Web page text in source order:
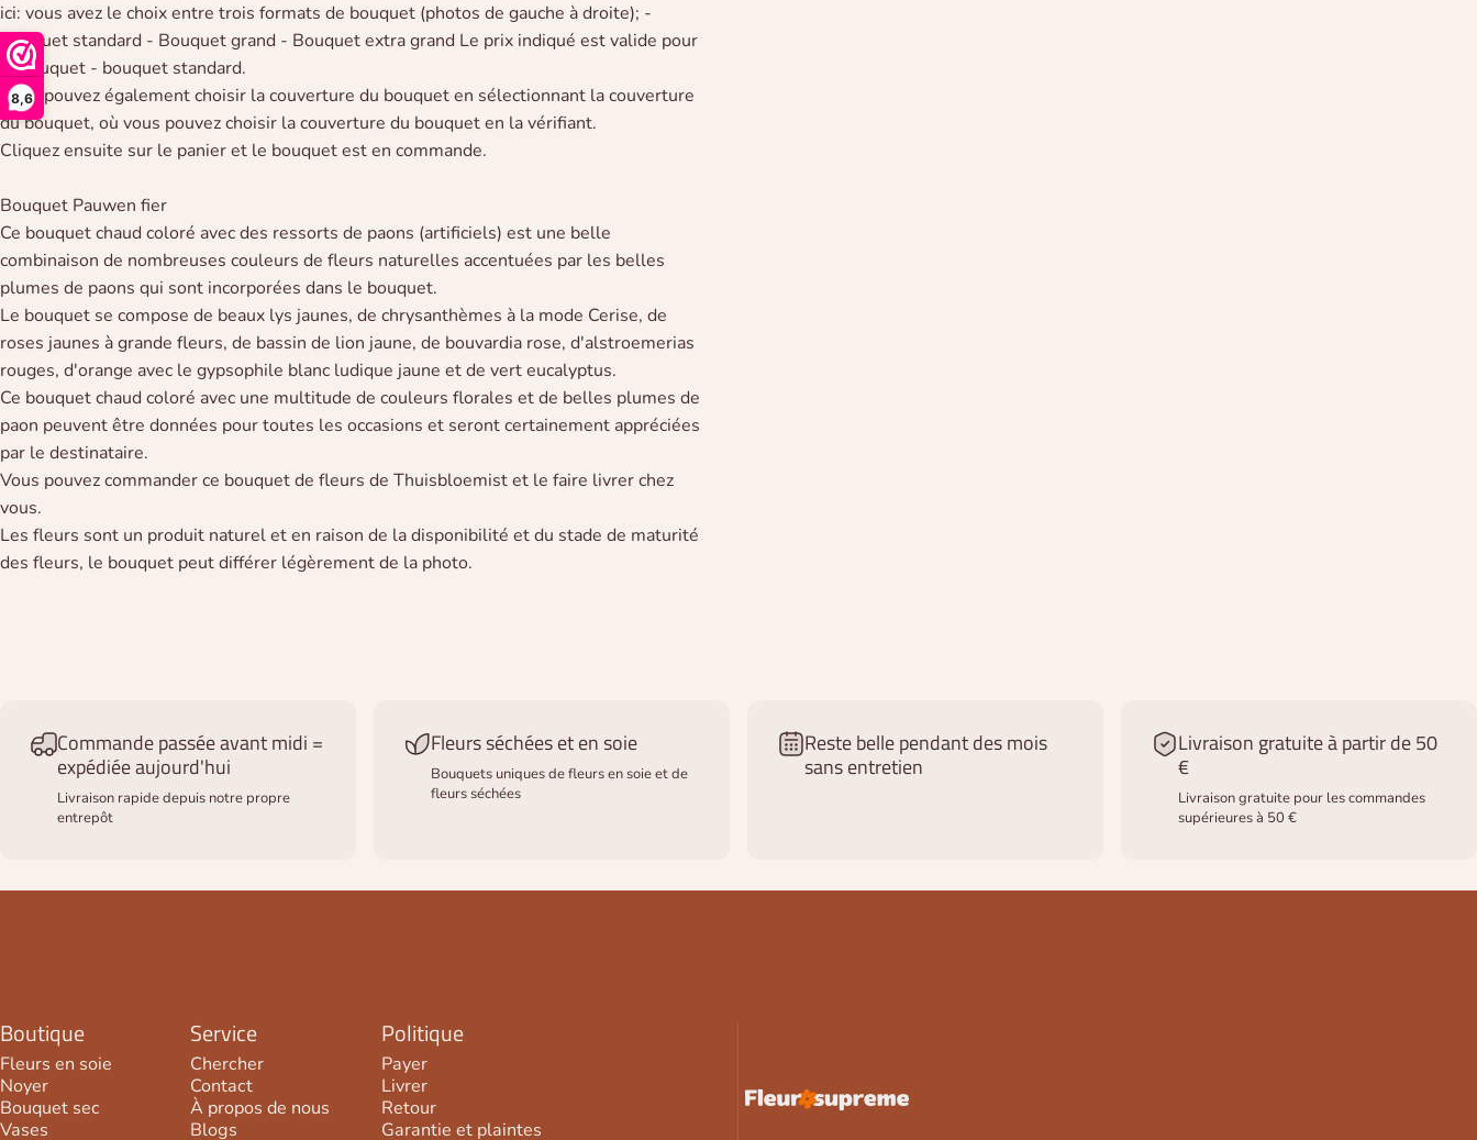
8,6
ici: vous avez le choix entre trois formats de bouquet (photos de gauche à droite); -
Bouquet standard - Bouquet grand - Bouquet extra grand Le prix indiqué est valide pour
le bouquet - bouquet standard.
Vous pouvez également choisir la couverture du bouquet en sélectionnant la couverture
du bouquet, où vous pouvez choisir la couverture du bouquet en la vérifiant.
Cliquez ensuite sur le panier et le bouquet est en commande.
Bouquet Pauwen fier
Ce bouquet chaud coloré avec des ressorts de paons (artificiels) est une belle
combinaison de nombreuses couleurs de fleurs naturelles accentuées par les belles
plumes de paons qui sont incorporées dans le bouquet.
Le bouquet se compose de beaux lys jaunes, de chrysanthèmes à la mode Cerise, de
roses jaunes à grande fleurs, de bassin de lion jaune, de bouvardia rose, d'alstroemerias
rouges, d'orange avec le gypsophile blanc ludique jaune et de vert eucalyptus.
Ce bouquet chaud coloré avec une multitude de couleurs florales et de belles plumes de
paon peuvent être données pour toutes les occasions et seront certainement appréciées
par le destinataire.
Vous pouvez commander ce bouquet de fleurs de Thuisbloemist et le faire livrer chez
vous.
Les fleurs sont un produit naturel et en raison de la disponibilité et du stade de maturité
des fleurs, le bouquet peut différer légèrement de la photo.
Commande passée avant midi =
expédiée aujourd'hui
Livraison rapide depuis notre propre
entrepôt
Fleurs séchées et en soie
Bouquets uniques de fleurs en soie et de
fleurs séchées
Reste belle pendant des mois
sans entretien
Livraison gratuite à partir de 50
€
Livraison gratuite pour les commandes
supérieures à 50 €
Boutique
Fleurs en soie
Noyer
Bouquet sec
Vases
Service
Chercher
Contact
À propos de nous
Blogs
Politique
Payer
Livrer
Retour
Garantie et plaintes
FleurSupreme